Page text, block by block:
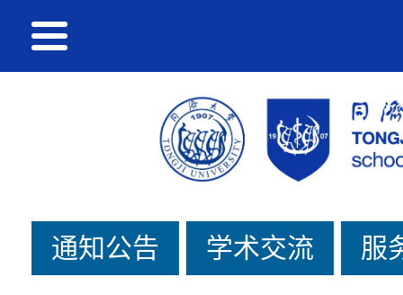
通知公告 学术交流 服